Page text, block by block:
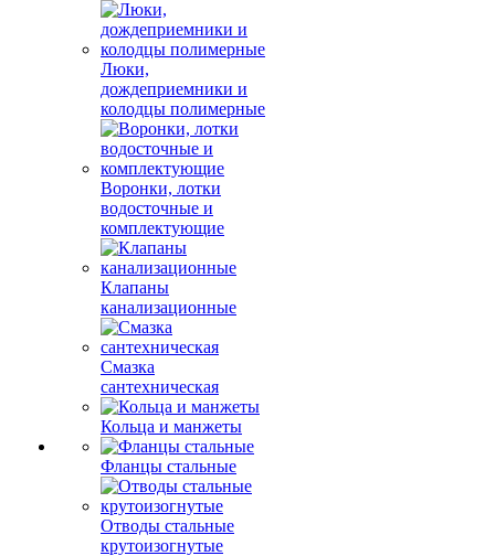
Люки,
дождеприемники и
колодцы полимерные
Воронки, лотки
водосточные и
комплектующие
Клапаны
канализационные
Смазка
сантехническая
Кольца и манжеты
Фланцы стальные
Отводы стальные
крутоизогнутые